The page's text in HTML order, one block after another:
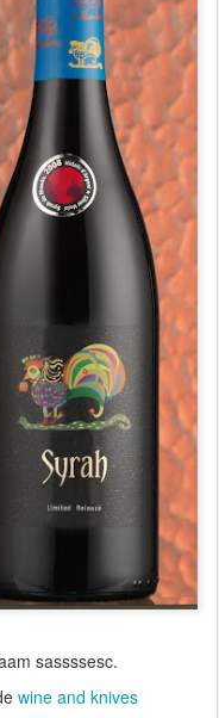
sassssesc.
wine and knives